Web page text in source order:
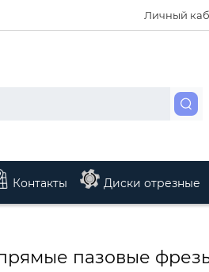
Личный
Контакты Диски отрезные
пазовые